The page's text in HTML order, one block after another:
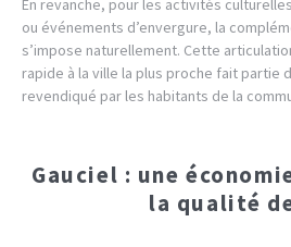
ou événements d’envergure, la
s’impose naturellement. Cette
rapide à la ville la plus proche fait partie
revendiqué par les habitants de la
Gauciel : une
la qualité